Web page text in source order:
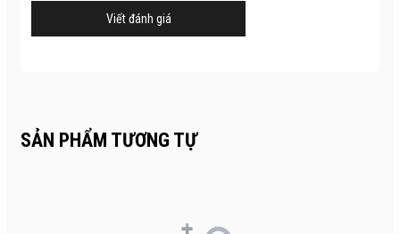
Viết đánh giá
SẢN PHẨM TƯƠNG TỰ